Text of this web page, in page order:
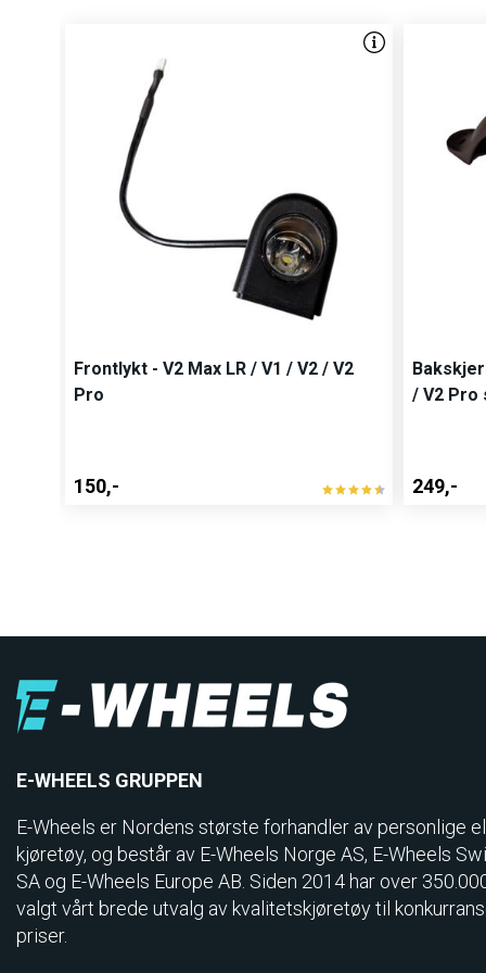
Frontlykt - V2 Max LR / V1 / V2 / V2
Pro
150,-
/ V2 Pro
249,-
E-WHEELS GRUPPEN
E-Wheels er Nordens største forhandler av personlige
kjøretøy, og består av E-Wheels Norge AS, E­-Wheels
SA og E-Wheels Europe AB. Siden 2014 har over
valgt vårt brede utvalg av kvalitetskjøretøy til
priser.